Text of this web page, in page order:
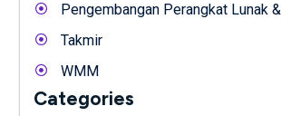
Pengembangan Perangkat Lunak
Takmir
WMM
Categories